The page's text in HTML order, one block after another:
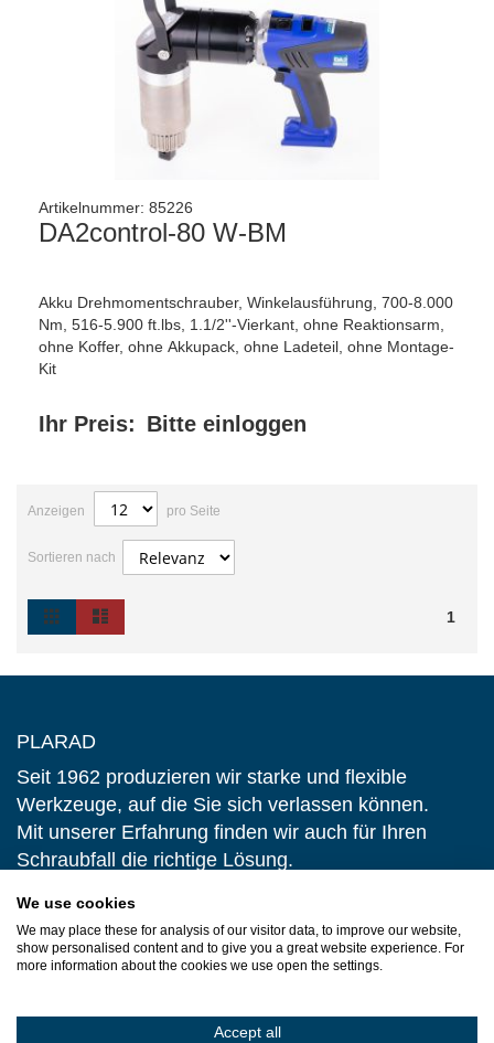
Artikelnummer: 85226
DA2control-80 W-BM
Akku Drehmomentschrauber, Winkelausführung, 700-8.000
Nm, 516-5.900 ft.lbs, 1.1/2''-Vierkant, ohne Reaktionsarm,
ohne Koffer, ohne Akkupack, ohne Ladeteil, ohne Montage-
Kit
Ihr Preis: Bitte einloggen
Anzeigen pro Seite
Sortieren nach
1
Ansicht
Raster
PLARAD
Seit 1962 produzieren wir starke und flexible
Werkzeuge, auf die Sie sich verlassen können.
Mit unserer Erfahrung finden wir auch für Ihren
Schraubfall die richtige Lösung.
Impressum
Datenschutzerklärung
We use cookies
We may place these for analysis of our visitor data, to improve our website,
show personalised content and to give you a great website experience. For
more information about the cookies we use open the settings.
Accept all